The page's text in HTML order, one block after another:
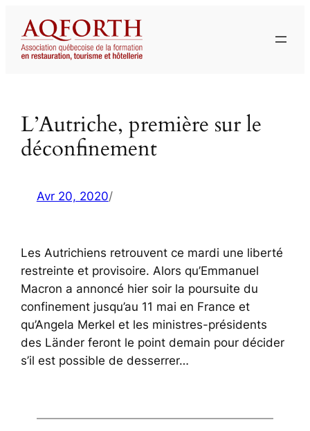
contenu
L’Autriche, première sur le
déconfinement
Avr 20, 2020/
Les Autrichiens retrouvent ce mardi une liberté
restreinte et provisoire. Alors qu’Emmanuel
Macron a annoncé hier soir la poursuite du
confinement jusqu’au 11 mai en France et
qu’Angela Merkel et les ministres-présidents
des Länder feront le point demain pour décider
s’il est possible de desserrer…